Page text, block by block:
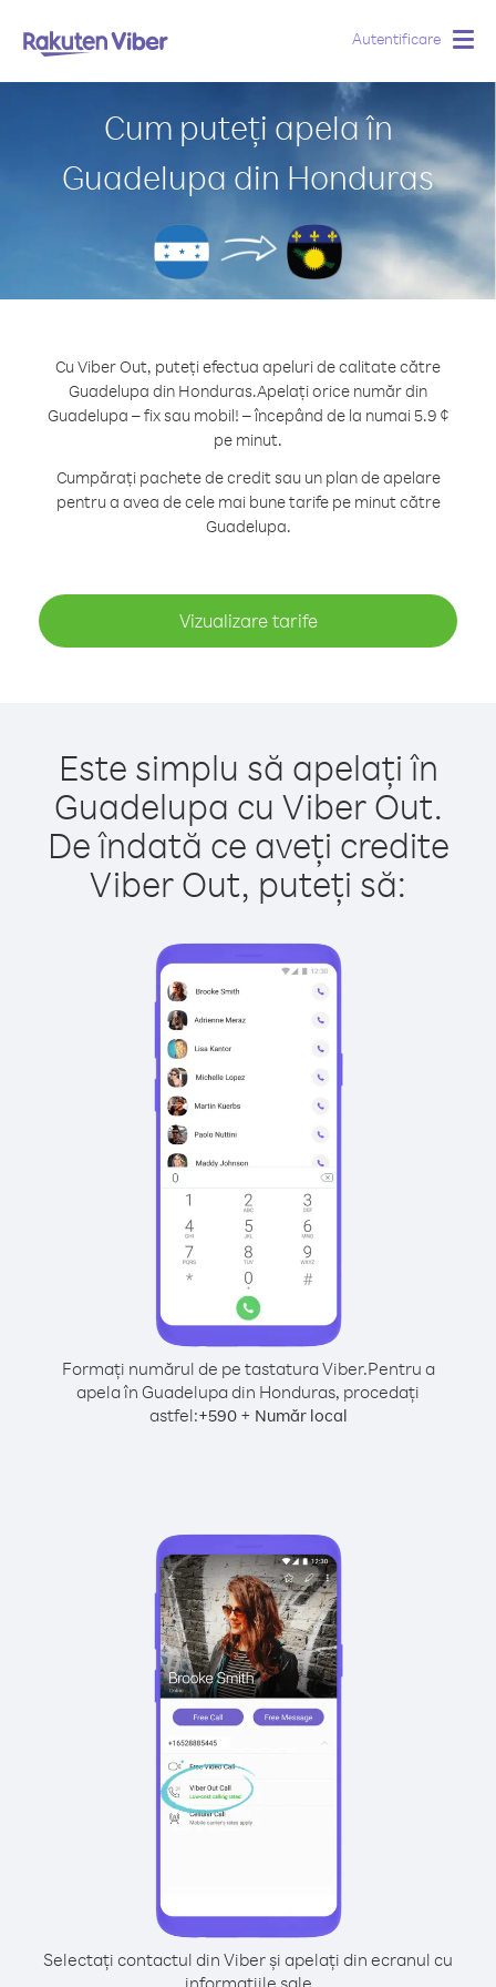
Autentificare
Cum puteți apela în
Guadelupa din Honduras
Cu Viber Out, puteți efectua apeluri de calitate către
Guadelupa din Honduras.Apelați orice număr din
Guadelupa – fix sau mobil! – începând de la numai 5.9 ¢
pe minut.
Cumpărați pachete de credit sau un plan de apelare
pentru a avea de cele mai bune tarife pe minut către
Guadelupa.
Vizualizare tarife
Este simplu să apelați în
Guadelupa cu Viber Out.
De îndată ce aveți credite
Viber Out, puteți să:
Formați numărul de pe tastatura Viber.Pentru a
apela în Guadelupa din Honduras, procedați
astfel:+590+ Număr local
Selectați contactul din Viber și apelați din ecranul cu
informațiile sale